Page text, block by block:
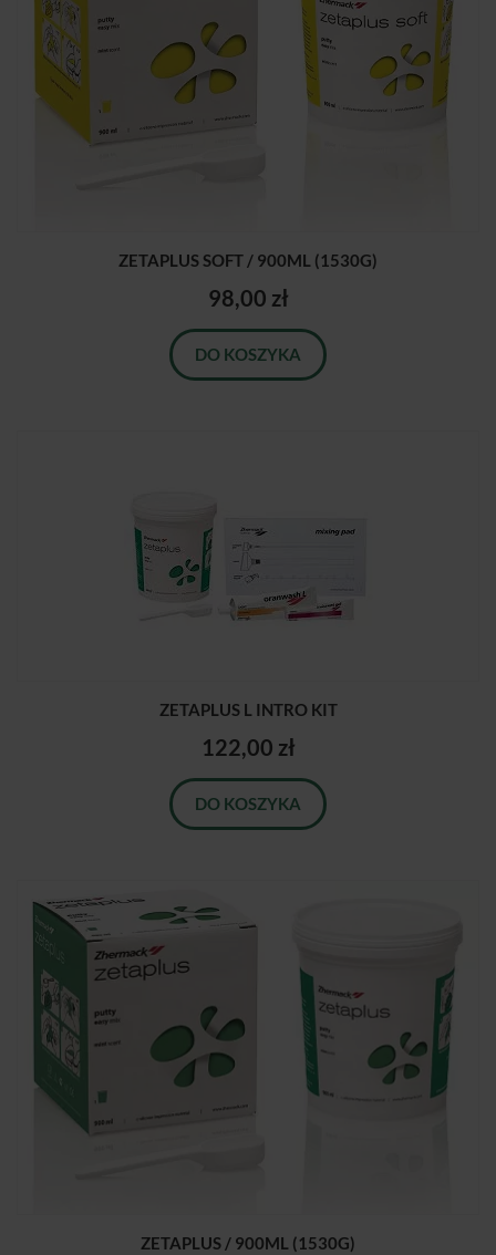
ZETAPLUS SOFT / 900ML (1530G)
98,00 zł
DO KOSZYKA
ZETAPLUS L INTRO KIT
122,00 zł
DO KOSZYKA
ZETAPLUS / 900ML (1530G)